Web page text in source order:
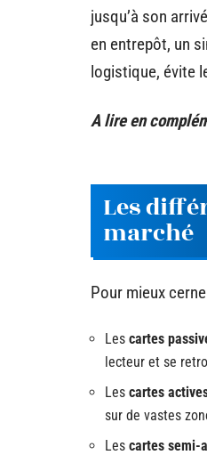
jusqu’à son
en entrepôt, un
logistique, évite
A lire en
Les
marché
Pour mieux
Les cartes
lecteur et se
Les cartes
sur de vastes
Les cartes semi-